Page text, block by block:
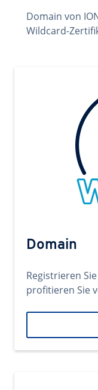
Domain von
Wildcard-
Domain
Registrieren
profitieren Sie